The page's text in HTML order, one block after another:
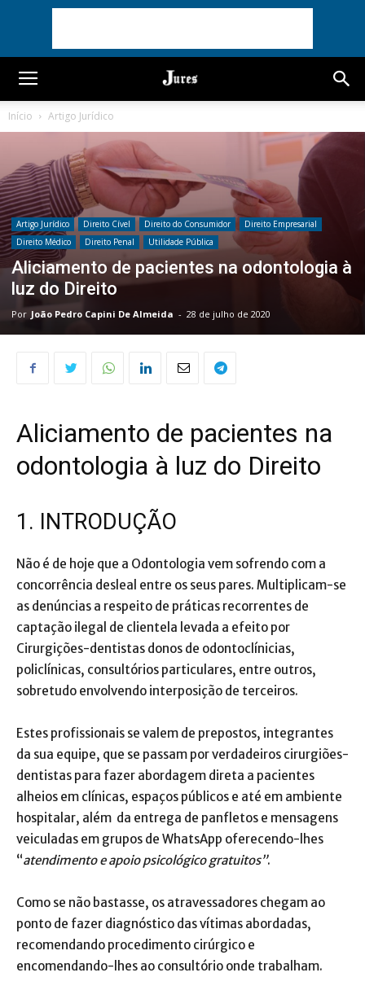
Início Artigo Jurídico
Artigo Jurídico Direito Cível Direito do Consumidor
Direito Empresarial
Direito Médico
Direito Penal Utilidade Pública
Aliciamento de pacientes na odontologia à
luz do Direito
Por João Pedro Capini De Almeida - 28 de julho de 2020
Aliciamento de pacientes na
odontologia à luz do Direito
1. INTRODUÇÃO
Não é de hoje que a Odontologia vem sofrendo com a
concorrência desleal entre os seus pares. Multiplicam-se
as denúncias a respeito de práticas recorrentes de
captação ilegal de clientela levada a efeito por
Cirurgições-dentistas donos de odontoclínicias,
policlínicas, consultórios particulares, entre outros,
sobretudo envolvendo interposição de terceiros.
Estes profissionais se valem de prepostos, integrantes
da sua equipe, que se passam por verdadeiros cirurgiões-
dentistas para fazer abordagem direta a pacientes
alheios em clínicas, espaços públicos e até em ambiente
hospitalar, além da entrega de panfletos e mensagens
veiculadas em grupos de WhatsApp oferecendo-lhes
“atendimento e apoio psicológico gratuitos”.
Como se não bastasse, os atravessadores chegam ao
ponto de fazer diagnóstico das vítimas abordadas,
recomendando procedimento cirúrgico e
encomendando-lhes ao consultório onde trabalham.